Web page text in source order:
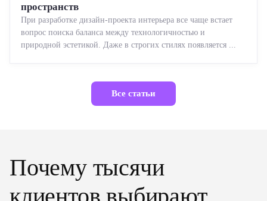
пространств
При разработке дизайн-проекта интерьера все чаще встает
вопрос поиска баланса между технологичностью и
природной эстетикой. Даже в строгих стилях появляется ...
Все статьи
Почему тысячи